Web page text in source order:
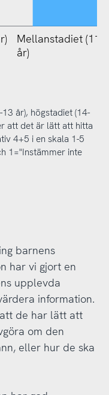
Mellanstadiet (11-
år)
år), högstadiet (14-
att det är lätt att hitta
4+5 i en skala 1-5
1="Instämmer inte
barnens
har vi gjort en
upplevda
information.
de har lätt att
om den
eller hur de ska